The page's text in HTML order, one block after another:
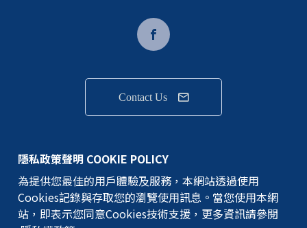
Contact Us
GEM TERMINAL IND.CO.,LTD.版權所有
©建通精密工業股份有限公司
隱私政策聲明 COOKIE POLICY
為提供您最佳的用戶體驗及服務，本網站透過使用
Cookies記錄與存取您的瀏覽使用訊息。當您使用本網
站，即表示您同意Cookies技術支援，更多資訊請參閱